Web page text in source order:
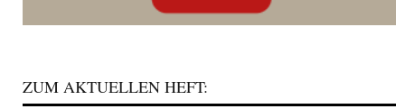
ZUM AKTUELLEN HEFT: